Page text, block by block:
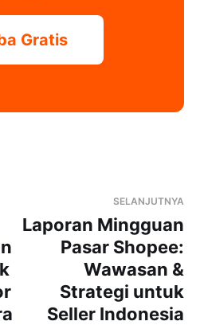
Gratis
SELANJUTNYA
Laporan Mingguan
Pasar Shopee:
Wawasan &
Strategi untuk
Seller Indonesia